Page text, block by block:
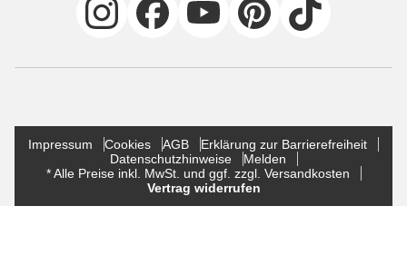
Impressum Cookies AGB
Erklärung zur Barrierefreiheit
Datenschutzhinweise
Melden
* Alle Preise inkl. MwSt. und ggf. zzgl. Versandkosten
Vertrag widerrufen